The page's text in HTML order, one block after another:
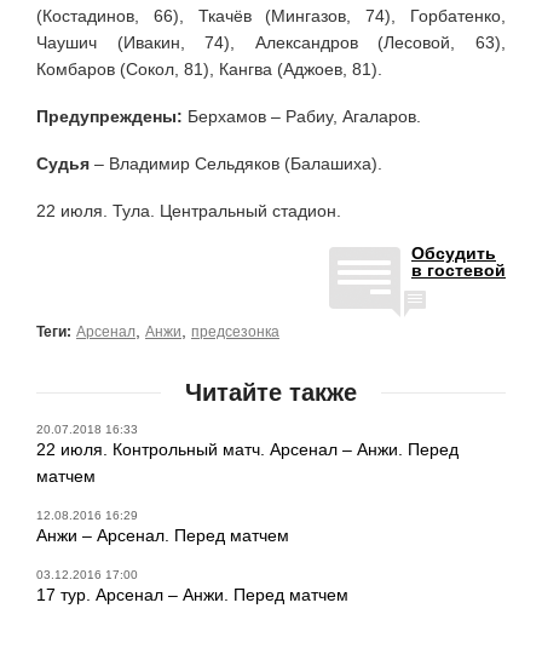
(Костадинов, 66), Ткачёв (Мингазов, 74), Горбатенко,
Чаушич (Ивакин, 74), Александров (Лесовой, 63),
Комбаров (Сокол, 81), Кангва (Аджоев, 81).
Предупреждены: Берхамов – Рабиу, Агаларов.
Судья – Владимир Сельдяков (Балашиха).
22 июля. Тула. Центральный стадион.
Обсудить
в гостевой
Теги: Арсенал Анжи предсезонка
Читайте также
20.07.2018 16:33
22 июля. Контрольный матч. Арсенал – Анжи. Перед
матчем
12.08.2016 16:29
Анжи – Арсенал. Перед матчем
03.12.2016 17:00
17 тур. Арсенал – Анжи. Перед матчем